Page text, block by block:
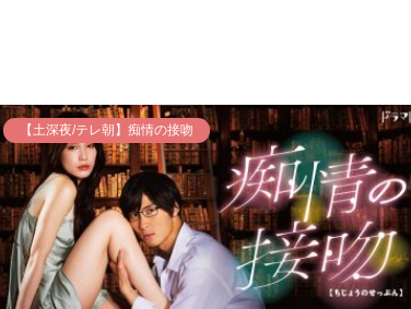
【土深夜/テレ朝】痴情の接吻